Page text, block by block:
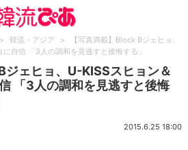
> 韓流・アジア >
【写真満載】Block Bジェヒョ、
自信 「3人の調和を見逃すと後悔する」
ジェヒョ、U-KISSスヒョン＆
「3人の調和を見逃すと後悔
2015.6.25 18:00